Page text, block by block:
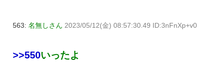
563: 名無しさん 2023/05/12(金) 08:57:30.49 ID:3nFnXp+v0
>>550いったよ